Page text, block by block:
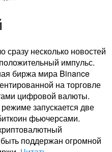
несколько новостей
импульс.
биржа мира Binance
на торговле
цифровой валюты.
запускается две
фьючерсами.
поддержан огромной